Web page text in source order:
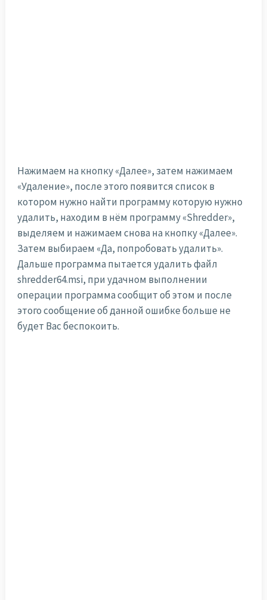
Нажимаем на кнопку «Далее», затем нажимаем
«Удаление», после этого появится список в
котором нужно найти программу которую нужно
удалить, находим в нём программу «Shredder»,
выделяем и нажимаем снова на кнопку «Далее».
Затем выбираем «Да, попробовать удалить».
Дальше программа пытается удалить файл
shredder64.msi, при удачном выполнении
операции программа сообщит об этом и после
этого сообщение об данной ошибке больше не
будет Вас беспокоить.